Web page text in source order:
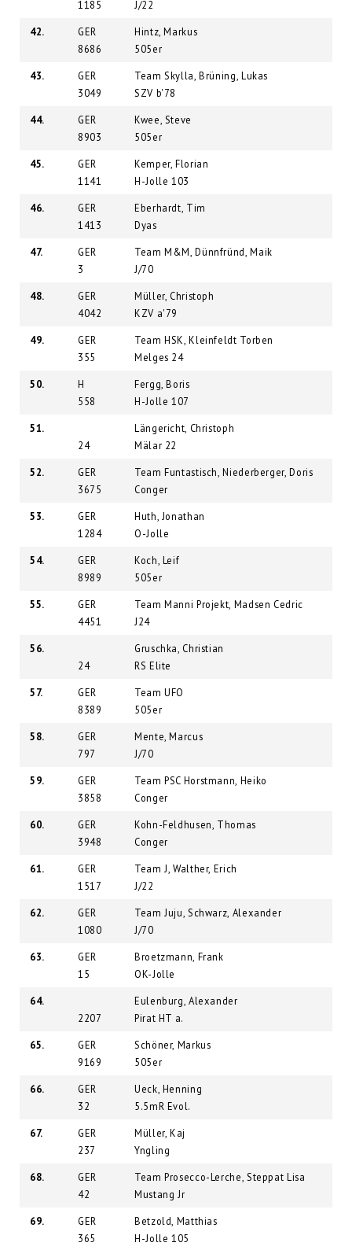
1185 J/22
42.
GER
8686
Hintz, Markus
505er
43.
GER
3049
Team Skylla, Brüning, Lukas
SZV b'78
44.
GER
8903
Kwee, Steve
505er
45.
GER
1141
Kemper, Florian
H-Jolle 103
46.
GER
1413
Eberhardt, Tim
Dyas
47.
GER
3
Team M&M, Dünnfründ, Maik
J/70
48.
GER
4042
Müller, Christoph
KZV a'79
49.
GER
355
Team HSK, Kleinfeldt Torben
Melges 24
50.
H
558
Fergg, Boris
H-Jolle 107
51.
24
Längericht, Christoph
Mälar 22
52.
GER
3675
Team Funtastisch, Niederberger, Doris
Conger
53.
GER
1284
Huth, Jonathan
O-Jolle
54.
GER
8989
Koch, Leif
505er
55.
GER
4451
Team Manni Projekt, Madsen Cedric
J24
56.
24
Gruschka, Christian
RS Elite
57.
GER
8389
Team UFO
505er
58.
GER
797
Mente, Marcus
J/70
59.
GER
3858
Team PSC Horstmann, Heiko
Conger
60.
GER
3948
Kohn-Feldhusen, Thomas
Conger
61.
GER
1517
Team J, Walther, Erich
J/22
62.
GER
1080
Team Juju, Schwarz, Alexander
J/70
63.
GER
15
Broetzmann, Frank
OK-Jolle
64.
2207
Eulenburg, Alexander
Pirat HT a.
65.
GER
9169
Schöner, Markus
505er
66.
GER
32
Ueck, Henning
5.5mR Evol.
67.
GER
237
Müller, Kaj
Yngling
68.
GER
42
Team Prosecco-Lerche, Steppat Lisa
Mustang Jr
69.
GER
365
Betzold, Matthias
H-Jolle 105